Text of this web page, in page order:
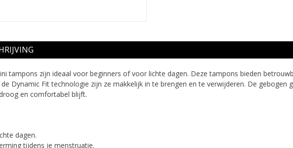
tampons zijn ideaal voor beginners of voor lichte dagen. Deze tampons bieden
Dynamic Fit technologie zijn ze makkelijk in te brengen en te verwijderen. De
en comfortabel blijft.
dagen.
tijdens je menstruatie.